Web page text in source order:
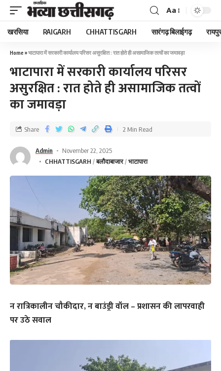
Aa
खरसिया RAIGARH CHHATTISGARH सारंगढ़ बिलाईगढ़
Home »भाटापारा में सरकारी कार्यालय परिसर असुरक्षित : रात होते ही असामाजिक तत्वों का जमावड़ा
भाटापारा में सरकारी कार्यालय परिसर
असुरक्षित : रात होते ही असामाजिक तत्वों
का जमावड़ा
Admin
November 22, 2025
CHHATTISGARH
बलौदाबाजार भाटापारा
Share 2 Min Read
न रात्रिकालीन चौकीदार, न बाउंड्री वॉल – प्रशासन की लापरवाही
पर उठे सवाल